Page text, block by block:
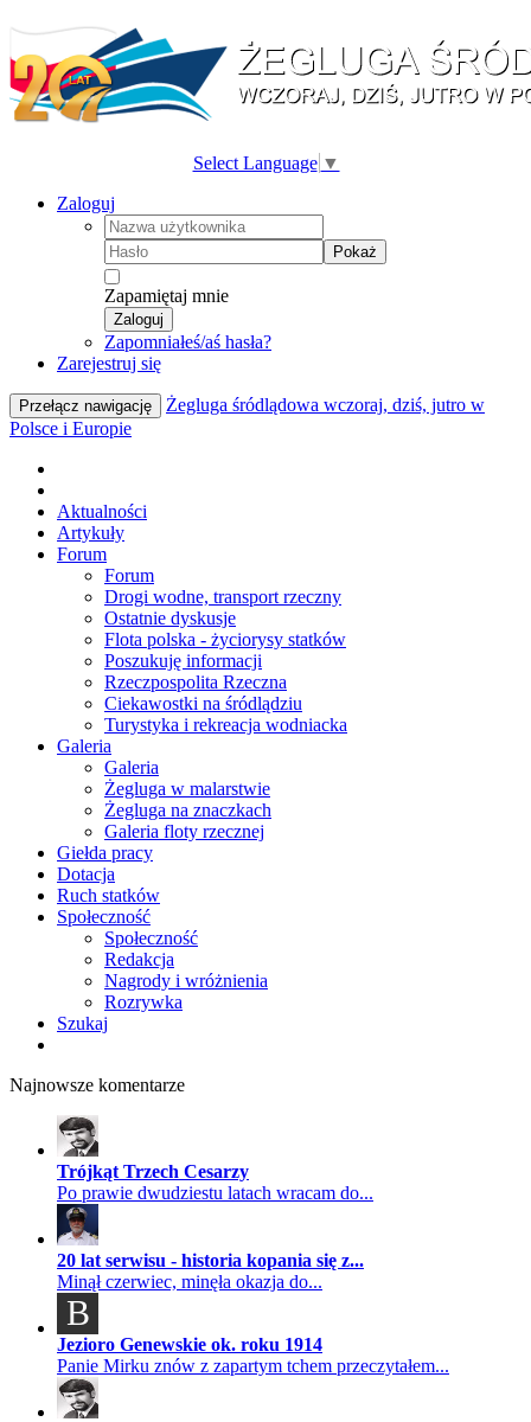
Select Language ▼
Zaloguj
Pokaż
Zapamiętaj mnie
Zaloguj
Zapomniałeś/aś hasła?
Zarejestruj się
Przełącz nawigację
Żegluga śródlądowa wczoraj, dziś, jutro w
Polsce i Europie
Aktualności
Artykuły
Forum
Forum
Drogi wodne, transport rzeczny
Ostatnie dyskusje
Flota polska - życiorysy statków
Poszukuję informacji
Rzeczpospolita Rzeczna
Ciekawostki na śródlądziu
Turystyka i rekreacja wodniacka
Galeria
Galeria
Żegluga w malarstwie
Żegluga na znaczkach
Galeria floty rzecznej
Giełda pracy
Dotacja
Ruch statków
Społeczność
Społeczność
Redakcja
Nagrody i wróżnienia
Rozrywka
Szukaj
Najnowsze komentarze
Trójkąt Trzech Cesarzy
Po prawie dwudziestu latach wracam do...
20 lat serwisu - historia kopania się z...
Minął czerwiec, minęła okazja do...
B
Jezioro Genewskie ok. roku 1914
Panie Mirku znów z zapartym tchem przeczytałem...